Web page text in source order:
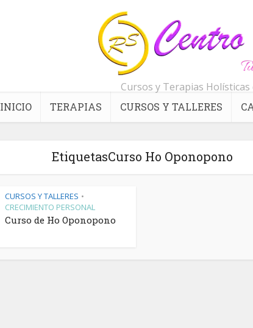
Cursos y Terapias
INICIO TERAPIAS CURSOS Y TALLERES
EtiquetasCurso Ho Oponopono
CURSOS Y TALLERES •
CRECIMIENTO PERSONAL
Curso de Ho Oponopono